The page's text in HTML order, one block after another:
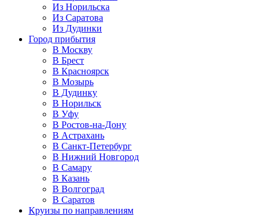
Из Норильска
Из Саратова
Из Дудинки
Город прибытия
В Москву
В Брест
В Красноярск
В Мозырь
В Дудинку
В Норильск
В Уфу
В Ростов-на-Дону
В Астрахань
В Санкт-Петербург
В Нижний Новгород
В Самару
В Казань
В Волгоград
В Саратов
Круизы по направлениям